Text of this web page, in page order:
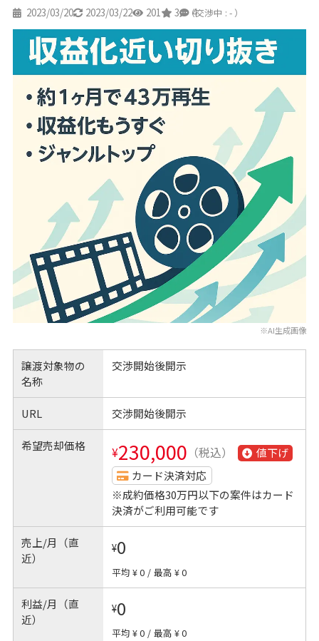
2023/03/20 2023/03/22 201 3 4
（交渉中 : - ）
※AI生成画像
譲渡対象物の
名称
交渉開始後開示
URL 交渉開始後開示
希望売却価格 ¥230,000 （税込）
値下げ
カード決済対応
※成約価格30万円以下の案件はカード
決済がご利用可能です
売上/月（直
近）
¥0
平均 ¥ 0 / 最高 ¥ 0
利益/月（直
近）
¥0
平均 ¥ 0 / 最高 ¥ 0